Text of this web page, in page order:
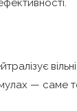
— саме